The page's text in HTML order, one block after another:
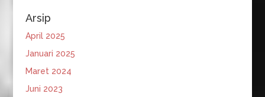
Arsip
April 2025
Januari 2025
Maret 2024
Juni 2023